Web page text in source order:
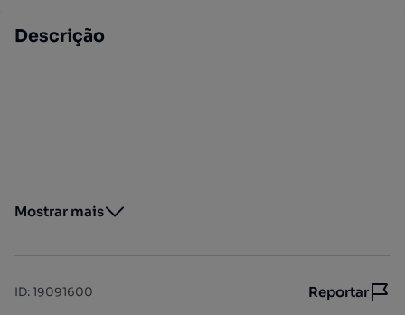
Descrição
Mostrar mais
ID:19091600 Reportar